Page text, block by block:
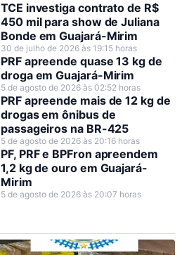
TCE investiga contrato de R$
450 mil para show de Juliana
Bonde em Guajará-Mirim
30 de julho de 2026 às 19:15 horas
PRF apreende quase 13 kg de
droga em Guajará-Mirim
5 de agosto de 2026 às 02:52 horas
PRF apreende mais de 12 kg de
drogas em ônibus de
passageiros na BR-425
5 de agosto de 2026 às 20:16 horas
PF, PRF e BPFron apreendem
1,2 kg de ouro em Guajará-
Mirim
5 de agosto de 2026 às 20:07 horas